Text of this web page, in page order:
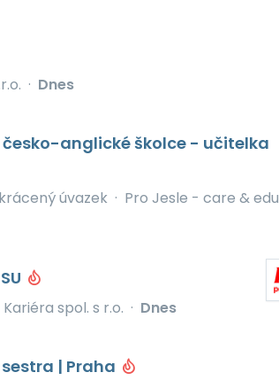
· Dnes
anglické školce - učitelka
úvazek · Pro Jesle - care & edu
Kariéra spol. s r.o. · Dnes
| Praha